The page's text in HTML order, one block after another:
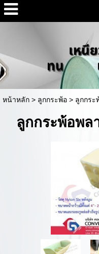
หน้าหลัก> ลูกกระพ้อ> ลูกกระ
ลูกกระพ้อพล